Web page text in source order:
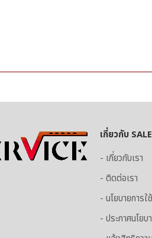
เกี่ยวกับ
- เกี่ยวกับเรา
- ติดต่อเรา
- นโยบายการ
- ประกาศนโย